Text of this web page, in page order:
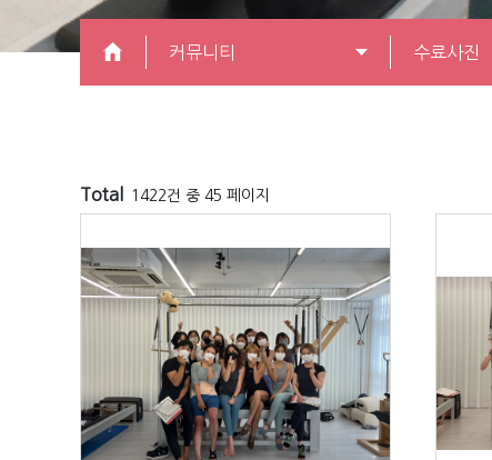
커뮤니티 수료사진
Total 1422건 중 45 페이지